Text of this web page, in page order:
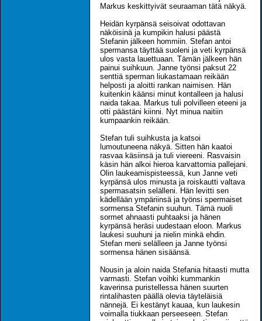
Markus keskittyivät seuraaman tätä näkyä.
Heidän kyrpänsä seisoivat odottavan
näköisinä ja kumpikin halusi päästä
Stefanin jälkeen hommiin. Stefan antoi
spermansa täyttää suoleni ja veti kyrpänsä
ulos vasta lauettuaan. Tämän jälkeen hän
painui suihkuun. Janne työnsi paksut 22
senttiä sperman liukastamaan reikään
helposti ja aloitti rankan naimisen. Hän
kuitenkin käänsi minut kontalleen ja halusi
naida takaa. Markus tuli polvilleen eteeni ja
otti päästäni kiinni. Nyt minua naitiin
kumpaankin reikään.
Stefan tuli suihkusta ja katsoi
lumoutuneena näkyä. Sitten hän kaatoi
rasvaa käsiinsä ja tuli viereeni. Rasvaisin
käsin hän alkoi hieroa karvattomia pallejani.
Olin laukeamispisteessä, kun Janne veti
kyrpänsä ulos minusta ja roiskautti valtava
spermasatsin selälleni. Hän levitti sen
kädellään ympäriinsä ja työnsi spermaiset
sormensa Stefanin suuhun. Tämä nuoli
sormet ahnaasti puhtaaksi ja hänen
kyrpänsä heräsi uudestaan eloon. Markus
laukesi suuhuni ja nielin minkä ehdin.
Stefan meni selälleen ja Janne työnsi
sormensa hänen sisäänsä.
Nousin ja aloin naida Stefania hitaasti mutta
varmasti. Stefan voihki kummankin
kaverinsa puristellessa hänen suurten
rintalihasten päällä olevia täyteläisiä
nännejä. Ei kestänyt kauaa, kun laukesin
voimalla tiukkaan perseeseen. Stefan